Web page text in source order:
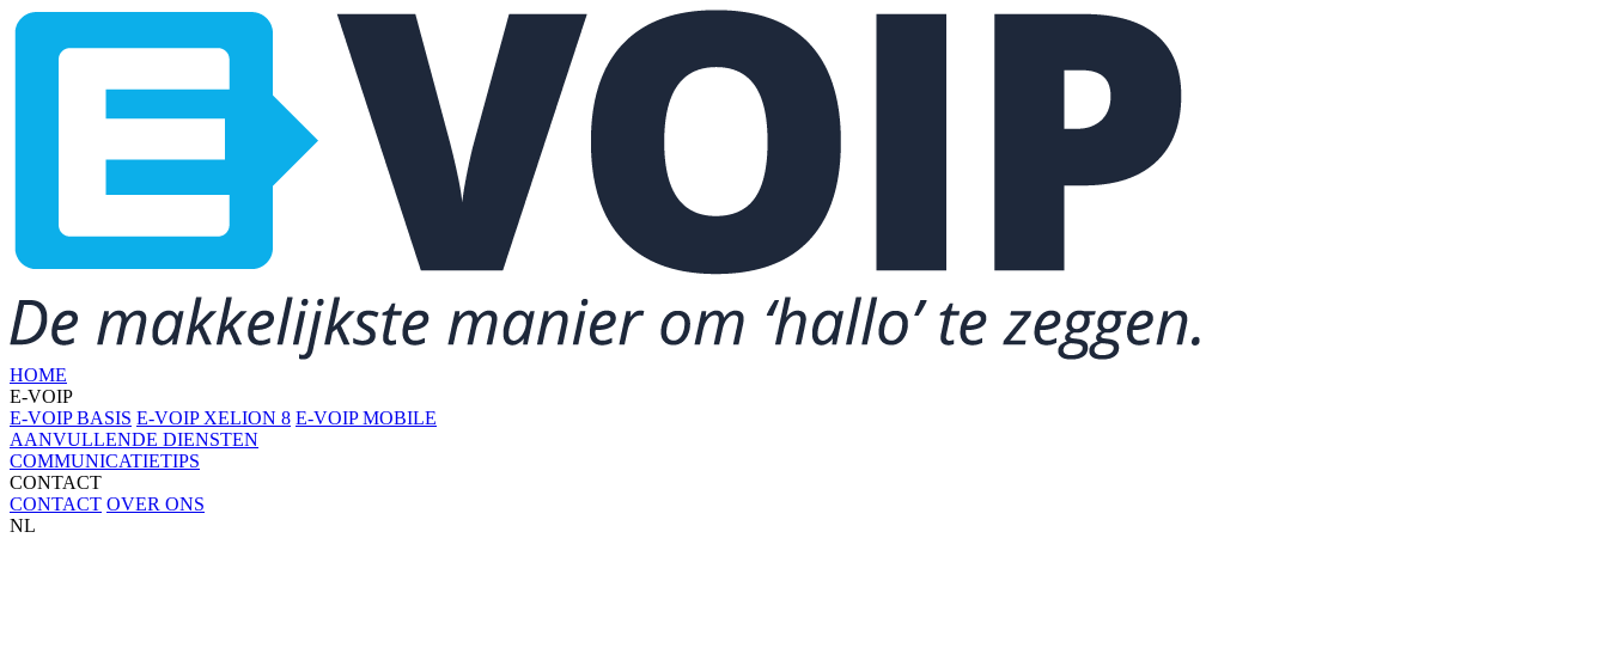
HOME
E-VOIP
E-VOIP BASIS E-VOIP XELION 8 E-VOIP MOBILE
AANVULLENDE DIENSTEN
COMMUNICATIETIPS
CONTACT
CONTACT OVER ONS
NL